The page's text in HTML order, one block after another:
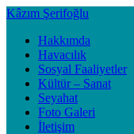
Kâzım Şerifoğlu
Hakkımda
Havacılık
Sosyal Faaliyetler
Kültür – Sanat
Seyahat
Foto Galeri
İletişim